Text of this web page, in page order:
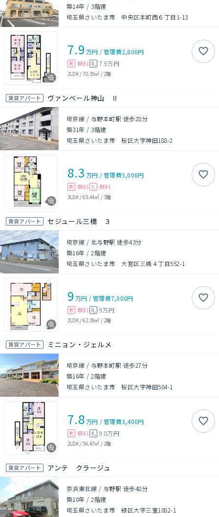
築14年 / 3階建
埼玉県さいたま市 中央区本町西６丁目1-13
7.9 万円 /管理費2,800円
敷 無料 礼 7.9万円
2LDK/70.35㎡ / 2階
賃貸アパート ヴァンベール神山 Ⅱ
埼京線 / 与野本町駅 徒歩28分
築31年 / 3階建
埼玉県さいたま市 桜区大字神田188-2
8.3 万円 /管理費5,000円
敷 無料 礼 無料
3LDK/65.44㎡ /3階
賃貸アパート セジュール三橋 ３
埼京線 / 北与野駅 徒歩43分
築16年 /2階建
埼玉県さいたま市 大宮区三橋４丁目552-1
9 万円 /管理費7,000円
敷 無料 礼 9万円
2LDK/62.39㎡ / 2階
賃貸アパート ミニョン・ジェルメ
埼京線 / 与野本町駅 徒歩27分
築16年 /2階建
埼玉県さいたま市 桜区大字神田504-1
7.8万円 /管理費3,400円
敷 無料 礼 9.8万円
2LDK/56.47㎡ / 2階
賃貸アパート アンテ クラージュ
京浜東北線 / 与野駅 徒歩48分
築10年 /2階建
埼玉県さいたま市 緑区大字三室1082-1